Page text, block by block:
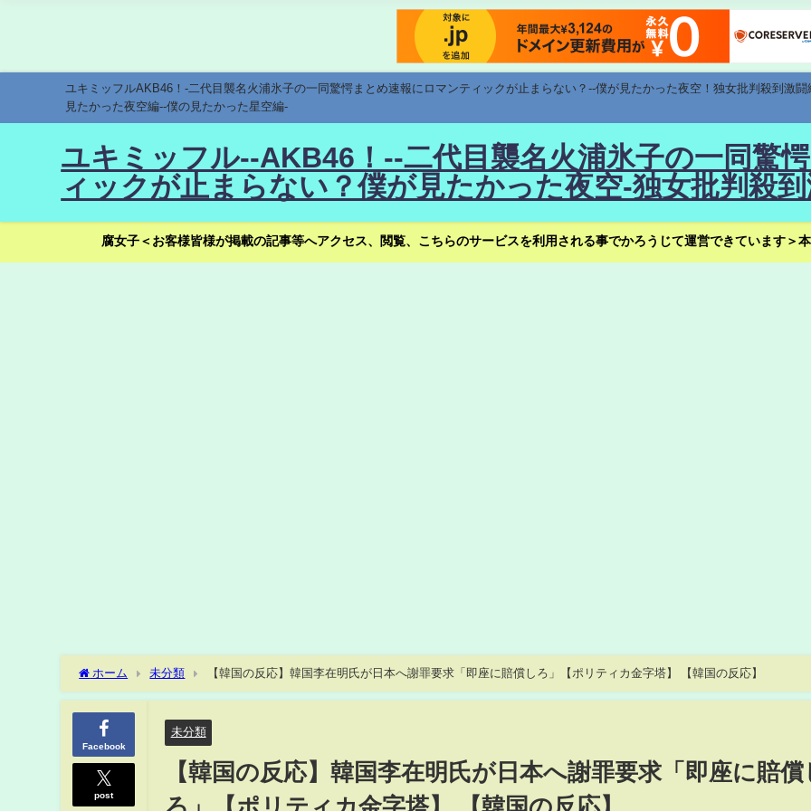
ユキミッフルAKB46！-二代目襲名火浦氷子の一同驚愕まとめ速報にロマンティックが止まらない？--僕が見たかった夜空！独女批判殺到激
見たかった夜空編--僕の見たかった星空編-
ユキミッフル--AKB46！--二代目襲名火浦氷子の一同驚
ィックが止まらない？僕が見たかった夜空-独女批判殺
腐女子＜お客様皆様が掲載の記事等へアクセス、閲覧、こちらのサービスを利用される事でかろうじて運営できています＞
ホーム 未分類 【韓国の反応】韓国李在明氏が日本へ謝罪要求「即座に賠償しろ」【ポリティカ金字塔】 【韓国の反応】
Facebook
post
未分類
【韓国の反応】韓国李在明氏が日本へ謝罪要求「即座に賠償